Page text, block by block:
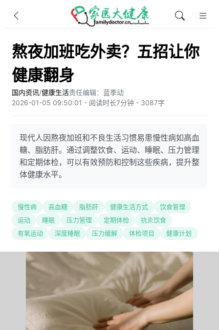
熬夜加班吃外卖？五招让你
健康翻身
国内资讯/健康生活责任编辑：蓝季动
2026-01-05 09:50:01 - 阅读时长7分钟 - 3087字
现代人因熬夜加班和不良生活习惯易患慢性病如高血
糖、脂肪肝。通过调整饮食、运动、睡眠、压力管理
和定期体检，可以有效预防和控制这些疾病，提升整
体健康水平。
慢性病 高血糖 脂肪肝 健康生活方式
饮食管理
运动
睡眠 压力管理 定期体检
抗炎饮食
有氧运动
深度睡眠 压力缓解 体检项目 健康计划